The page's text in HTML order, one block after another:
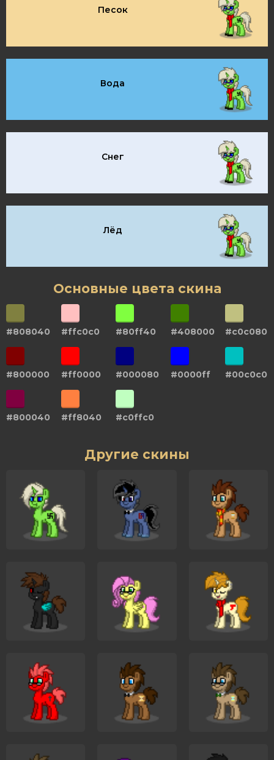
Песок
Вода
Снег
Лёд
Основные цвета скина
#808040 #ffc0c0 #80ff40 #408000 #c0c080
#800000 #ff0000 #000080 #0000ff #00c0c0
#800040 #ff8040 #c0ffc0
Другие скины